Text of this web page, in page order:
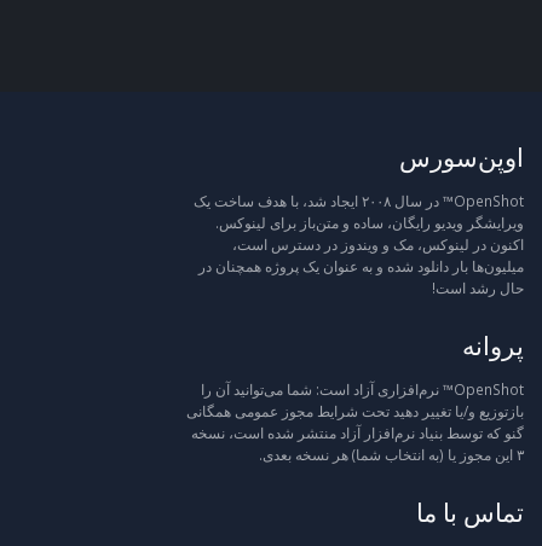
اوپن‌سورس
OpenShot™ در سال ۲۰۰۸ ایجاد شد، با هدف ساخت یک
ویرایشگر ویدیو رایگان، ساده و متن‌باز برای لینوکس.
اکنون در لینوکس، مک و ویندوز در دسترس است،
میلیون‌ها بار دانلود شده و به عنوان یک پروژه همچنان در
حال رشد است!
پروانه
OpenShot™ نرم‌افزاری آزاد است: شما می‌توانید آن را
بازتوزیع و/یا تغییر دهید تحت شرایط مجوز عمومی همگانی
گنو که توسط بنیاد نرم‌افزار آزاد منتشر شده است، نسخه
۳ این مجوز یا (به انتخاب شما) هر نسخه بعدی.
تماس با ما